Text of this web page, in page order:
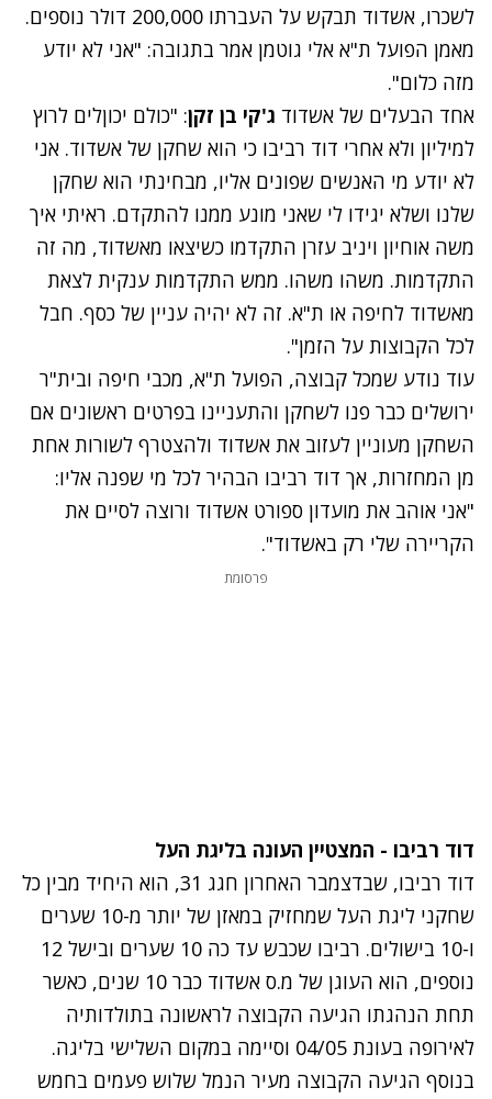
לשכרו, אשדוד תבקש על העברתו 200,000 דולר נוספים.
מאמן הפועל ת"א אלי גוטמן אמר בתגובה: "אני לא יודע
מזה כלום".
אחד הבעלים של אשדוד ג'קי בן זקן: "כולם יכוןלים לרוץ
למיליון ולא אחרי דוד רביבו כי הוא שחקן של אשדוד. אני
לא יודע מי האנשים שפונים אליו, מבחינתי הוא שחקן
שלנו ושלא יגידו לי שאני מונע ממנו להתקדם. ראיתי איך
משה אוחיון ויניב עזרן התקדמו כשיצאו מאשדוד, מה זה
התקדמות. משהו משהו. ממש התקדמות ענקית לצאת
מאשדוד לחיפה או ת"א. זה לא יהיה עניין של כסף. חבל
לכל הקבוצות על הזמן".
עוד נודע שמכל קבוצה, הפועל ת"א, מכבי חיפה ובית"ר
ירושלים כבר פנו לשחקן והתעניינו בפרטים ראשונים אם
השחקן מעוניין לעזוב את אשדוד ולהצטרף לשורות אחת
מן המחזרות, אך דוד רביבו הבהיר לכל מי שפנה אליו:
"אני אוהב את מועדון ספורט אשדוד ורוצה לסיים את
הקריירה שלי רק באשדוד".
פרסומת
דוד רביבו - המצטיין העונה בליגת העל
דוד רביבו, שבדצמבר האחרון חגג 31, הוא היחיד מבין כל
שחקני ליגת העל שמחזיק במאזן של יותר מ-10 שערים
ו-10 בישולים. רביבו שכבש עד כה 10 שערים ובישל 12
נוספים, הוא העוגן של מ.ס אשדוד כבר 10 שנים, כאשר
תחת הנהגתו הגיעה הקבוצה לראשונה בתולדותיה
לאירופה בעונת 04/05 וסיימה במקום השלישי בליגה.
בנוסף הגיעה הקבוצה מעיר הנמל שלוש פעמים בחמש